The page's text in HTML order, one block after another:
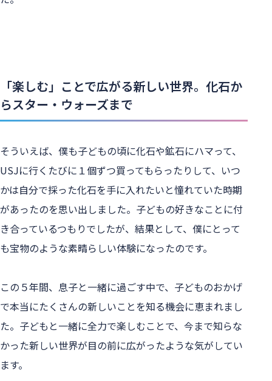
「楽しむ」ことで広がる新しい世界。化石か
らスター・ウォーズまで
そういえば、僕も子どもの頃に化石や鉱石にハマって、
USJに行くたびに１個ずつ買ってもらったりして、いつ
かは自分で採った化石を手に入れたいと憧れていた時期
があったのを思い出しました。子どもの好きなことに付
き合っているつもりでしたが、結果として、僕にとって
も宝物のような素晴らしい体験になったのです。
この５年間、息子と一緒に過ごす中で、子どものおかげ
で本当にたくさんの新しいことを知る機会に恵まれまし
た。子どもと一緒に全力で楽しむことで、今まで知らな
かった新しい世界が目の前に広がったような気がしてい
ます。